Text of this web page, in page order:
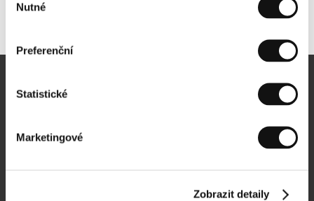
souhlasu
Nutné
Preferenční
Statistické
Marketingové
Zobrazit detaily